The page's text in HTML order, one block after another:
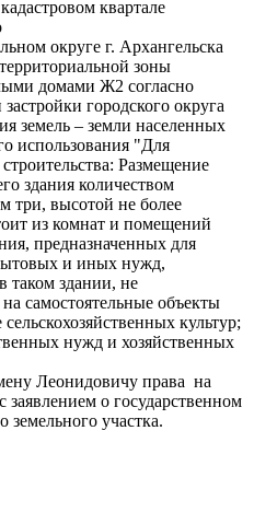
квартале
округе г. Архангельска
зоны
домами Ж2 согласно
городского округа
земель – земли населенных
использования "Для
Размещение
здания количеством
три, высотой не более
из комнат и помещений
предназначенных для
и иных нужд,
таком здании, не
самостоятельные объекты
культур;
нужд и хозяйственных
Леонидовичу права на
о государственном
земельного участка.